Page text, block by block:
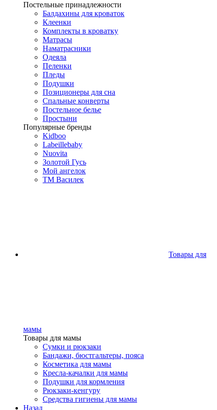
Постельные принадлежности
Балдахины для кроваток
Клеенки
Комплекты в кроватку
Матрасы
Наматрасники
Одеяла
Пеленки
Пледы
Подушки
Позиционеры для сна
Спальные конверты
Постельное белье
Простыни
Популярные бренды
Kidboo
Labeillebaby
Nuovita
Золотой Гусь
Мой ангелок
ТМ Василек
Товары для
мамы
Товары для мамы
Сумки и рюкзаки
Бандажи, бюстгальтеры, пояса
Косметика для мамы
Кресла-качалки для мамы
Подушки для кормления
Рюкзаки-кенгуру
Средства гигиены для мамы
Назад